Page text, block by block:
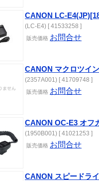
CANON LC-
(LC-E4) [ 41533258 ]
販売価格 お問合せ
CANON マクロツイ
(2357A001) [ 41709748 ]
販売価格 お問合せ
CANON OC-E3 オフ
(1950B001) [ 41021253 ]
販売価格 お問合せ
CANON スピードラ